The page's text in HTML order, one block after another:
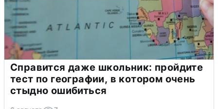
Справится даже школьник: пройдите
тест по географии, в котором очень
стыдно ошибиться